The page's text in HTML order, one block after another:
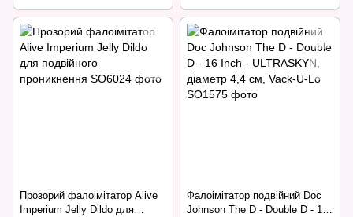
Прозорий фалоімітатор Alive
Imperium Jelly Dildo для
Фалоімітатор подвійний Doc
Johnson The D - Double D - 16